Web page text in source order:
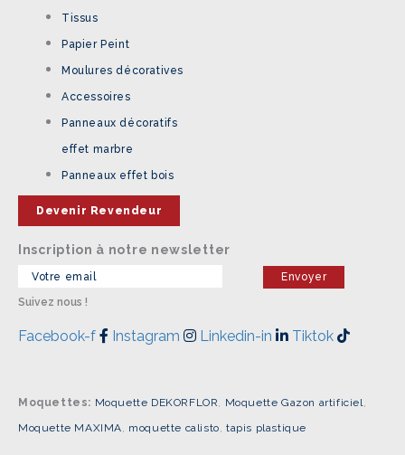
Tissus
Papier Peint
Moulures décoratives
Accessoires
Panneaux décoratifs
effet marbre
Panneaux effet bois
Devenir Revendeur
Inscription à notre newsletter
Suivez nous !
Facebook-f Instagram Linkedin-in Tiktok
Moquettes: Moquette DEKORFLOR, Moquette Gazon artificiel,
Moquette MAXIMA, moquette calisto,tapis plastique